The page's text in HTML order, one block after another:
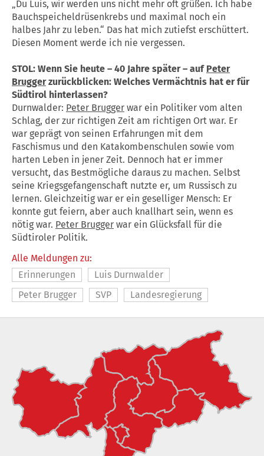
„Du Luis, wir werden uns nicht mehr oft grüßen. Ich habe
Bauchspeicheldrüsenkrebs und maximal noch ein
halbes Jahr zu leben.“ Das hat mich zutiefst erschüttert.
Diesen Moment werde ich nie vergessen.
STOL: Wenn Sie heute – 40 Jahre später – auf Peter
Bruggerzurückblicken: Welches Vermächtnis hat er für
Südtirol hinterlassen?
Durnwalder: Peter Brugger war ein Politiker vom alten
Schlag, der zur richtigen Zeit am richtigen Ort war. Er
war geprägt von seinen Erfahrungen mit dem
Faschismus und den Katakombenschulen sowie vom
harten Leben in jener Zeit. Dennoch hat er immer
versucht, das Bestmögliche daraus zu machen. Selbst
seine Kriegsgefangenschaft nutzte er, um Russisch zu
lernen. Gleichzeitig war er ein geselliger Mensch: Er
konnte gut feiern, aber auch knallhart sein, wenn es
nötig war. Peter Brugger war ein Glücksfall für die
Südtiroler Politik.
Alle Meldungen zu:
Erinnerungen
Luis Durnwalder
Peter Brugger
SVP Landesregierung